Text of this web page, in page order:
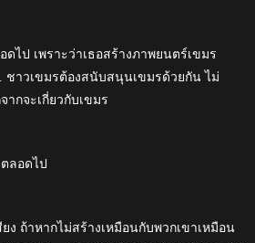
ไป เพราะว่าเธอสร้างภาพยนตร์เขมร
าวเขมรต้องสนับสนุนเขมรด้วยกัน ไม่
กจะเกี่ยวกับเขมร
ลอดไป
ง ถ้าหากไม่สร้างเหมือนกับพวกเขาเหมือน